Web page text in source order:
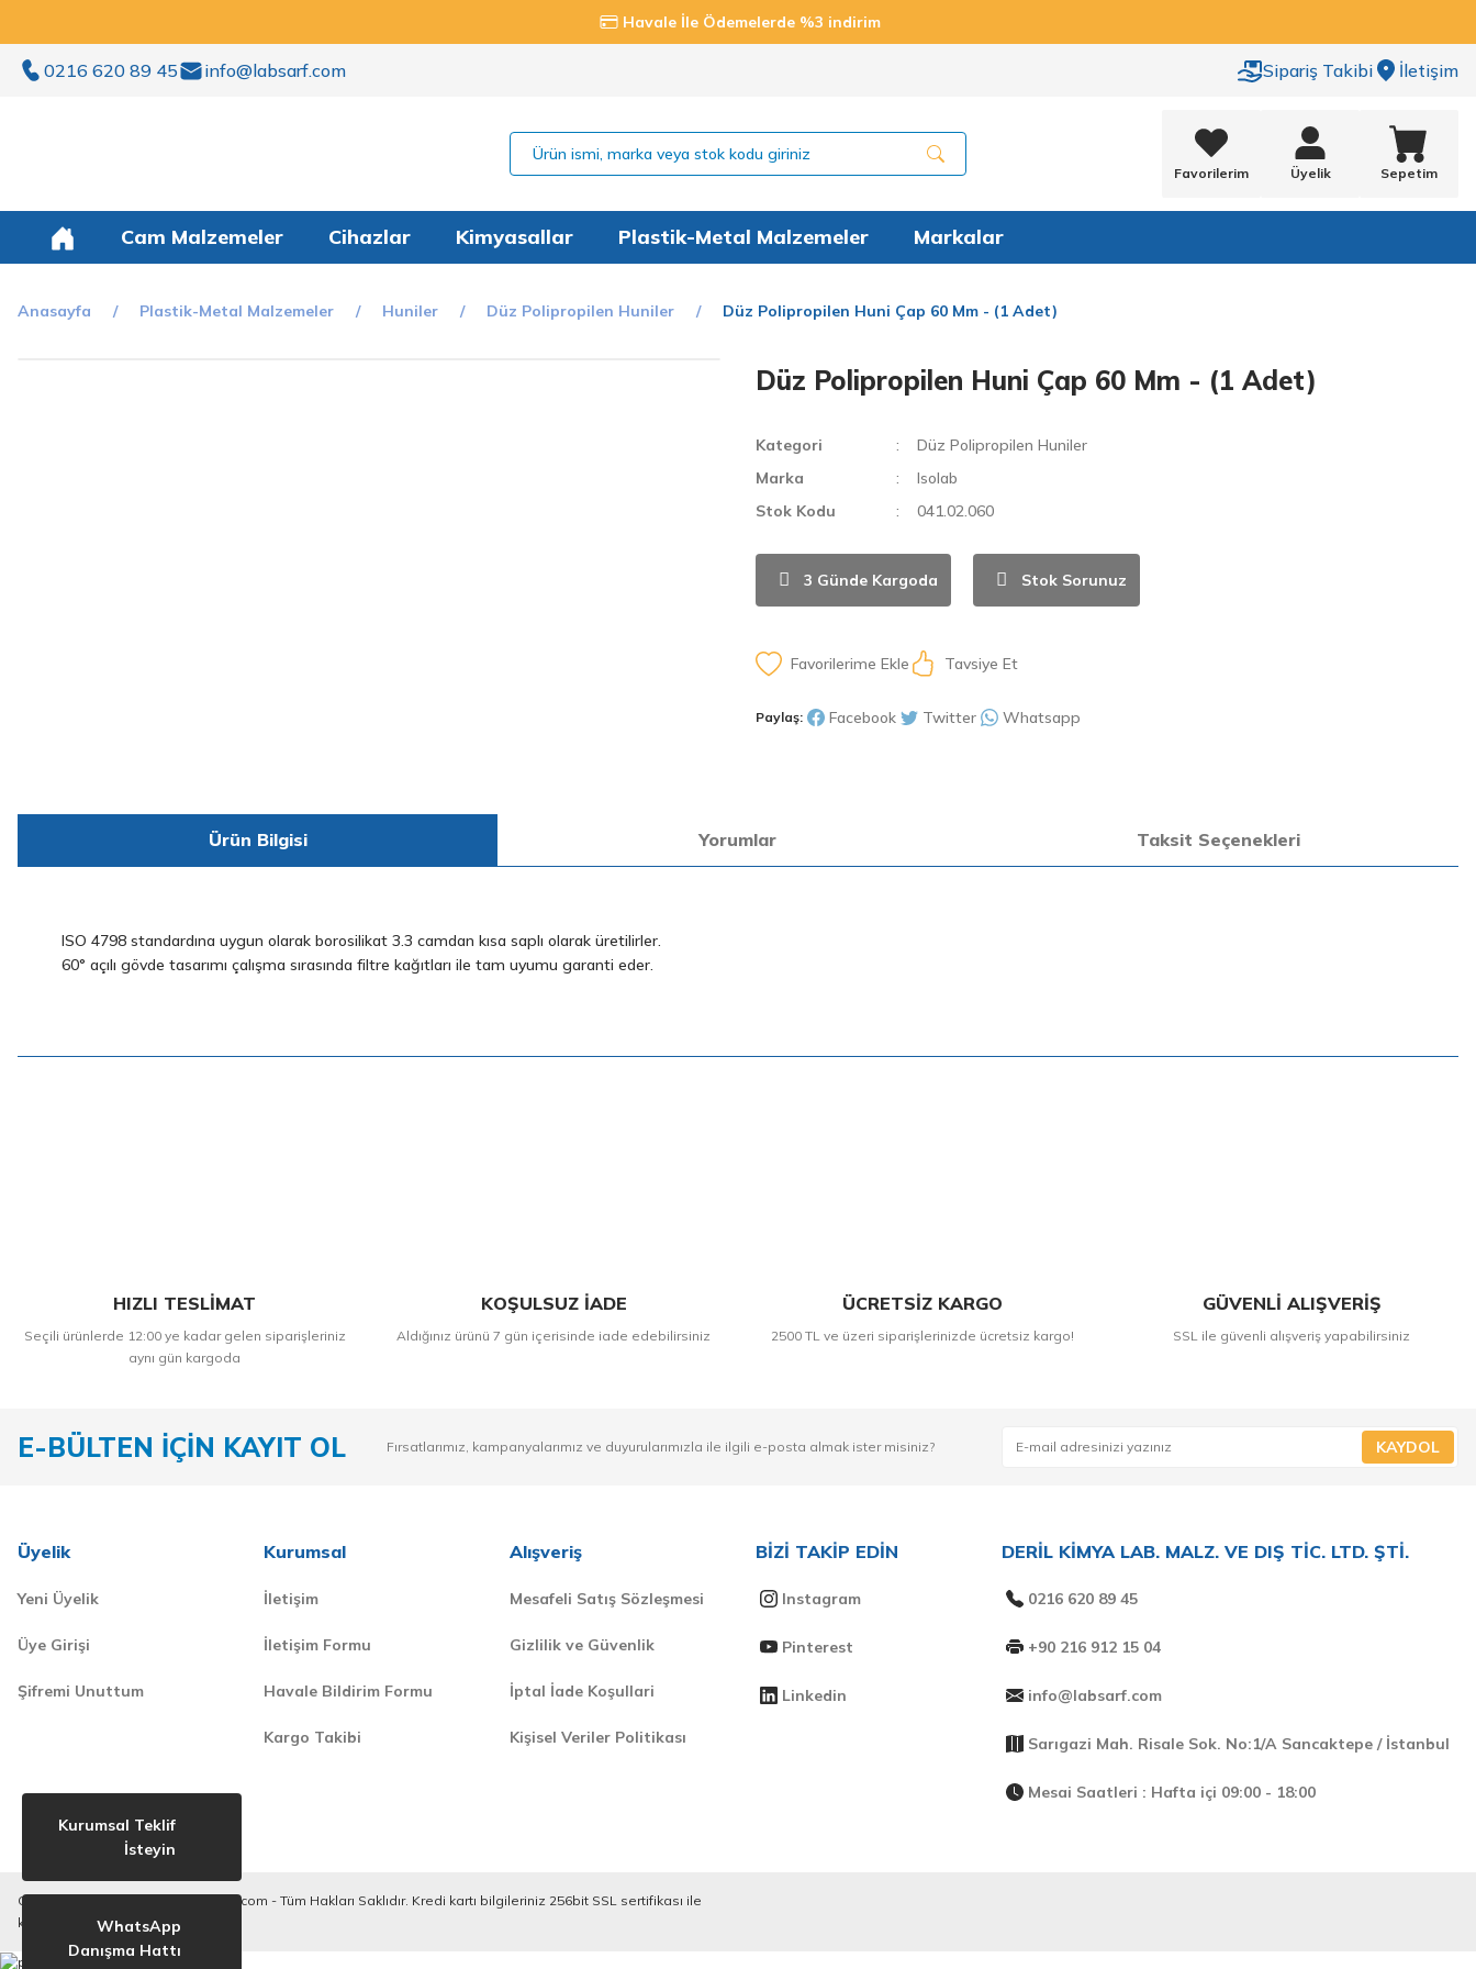
Havale İle Ödemelerde %3 indirim
0216 620 89 45 info@labsarf.com Sipariş Takibi İletişim
Favorilerim Üyelik Sepetim
Cam Malzemeler Cihazlar Kimyasallar Plastik-Metal Malzemeler Markalar
Anasayfa Plastik-Metal Malzemeler Huniler Düz Polipropilen Huniler Düz Polipropilen Huni Çap 60 Mm - (1 Adet)
Düz Polipropilen Huni Çap 60 Mm - (1 Adet)
Kategori
Düz Polipropilen Huniler
Marka
Isolab
Stok Kodu
041.02.060
3 Günde Kargoda Stok Sorunuz
Tavsiye Et
Paylaş: Facebook Twitter Whatsapp
Ürün Bilgisi Yorumlar Taksit Seçenekleri
ISO 4798 standardına uygun olarak borosilikat 3.3 camdan kısa saplı olarak üretilirler.
60° açılı gövde tasarımı çalışma sırasında filtre kağıtları ile tam uyumu garanti eder.
HIZLI TESLİMAT
Seçili ürünlerde 12:00 ye kadar gelen siparişleriniz
aynı gün kargoda
KOŞULSUZ İADE
Aldığınız ürünü 7 gün içerisinde iade edebilirsiniz
ÜCRETSİZ KARGO
2500 TL ve üzeri siparişlerinizde ücretsiz kargo!
GÜVENLİ ALIŞVERİŞ
SSL ile güvenli alışveriş yapabilirsiniz
E-BÜLTEN İÇİN KAYIT OL Fırsatlarımız, kampanyalarımız ve duyurularımızla ile ilgili e-posta almak ister misiniz? KAYDOL
Üyelik
Yeni Üyelik
Üye Girişi
Şifremi Unuttum
Kurumsal
İletişim
İletişim Formu
Havale Bildirim Formu
Kargo Takibi
Alışveriş
Mesafeli Satış Sözleşmesi
Gizlilik ve Güvenlik
İptal İade Koşullari
Kişisel Veriler Politikası
BİZİ TAKİP EDİN
Instagram
Pinterest
Linkedin
DERİL KİMYA LAB. MALZ. VE DIŞ TİC. LTD. ŞTİ.
0216 620 89 45
+90 216 912 15 04
info@labsarf.com
Sarıgazi Mah. Risale Sok. No:1/A Sancaktepe / İstanbul
Mesai Saatleri : Hafta içi 09:00 - 18:00
Copyright © 2020-2023. derilkimya.com - Tüm Hakları Saklıdır. Kredi kartı bilgileriniz 256bit SSL sertifikası ile
korunmaktadır.
Kurumsal Teklif
İsteyin
WhatsApp
Danışma Hattı